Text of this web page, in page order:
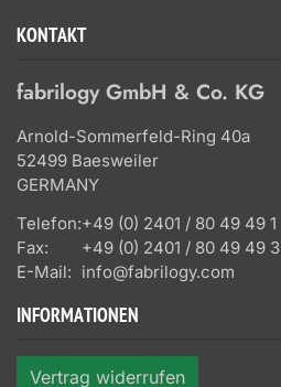
KONTAKT
fabrilogy GmbH & Co. KG
Arnold-Sommerfeld-Ring 40a
52499 Baesweiler
GERMANY
Telefon:+49 (0) 2401 / 80 49 49 1
Fax:
+49 (0) 2401 / 80 49 49 3
E-Mail: info@fabrilogy.com
INFORMATIONEN
Vertrag widerrufen